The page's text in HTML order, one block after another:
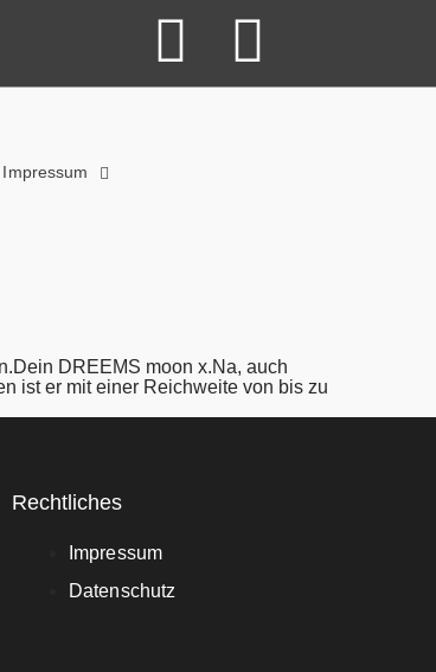
Impressum
DREEMS moon x.Na, auch
ist er mit einer Reichweite von bis zu
Rechtliches
Impressum
Datenschutz